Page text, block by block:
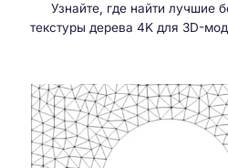
Узнайте, где найти лучшие
текстуры дерева 4K для 3D-